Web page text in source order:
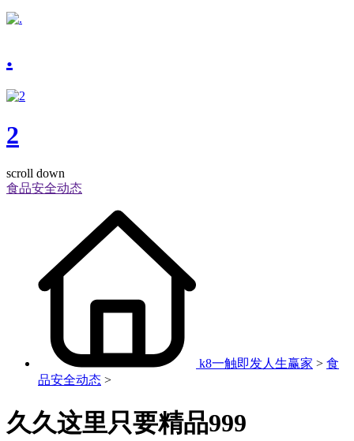
.
2
scroll down
食品安全动态
k8一触即发人生赢家 > 食
品安全动态 >
久久这里只要精品999